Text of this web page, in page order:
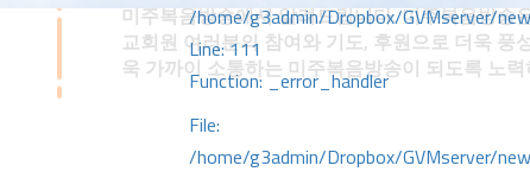
/home/g3admin/Dropbox/GVMserver/
Line: 111
Function: _error_handler
File:
/home/g3admin/Dropbox/GVMserver/
미주복음방송에서 알려드립니다. 미주복음방송
교회원 여러분의 참여와 기도, 후원으로 더욱 풍
욱 가까이 소통하는 미주복음방송이 되도록 노